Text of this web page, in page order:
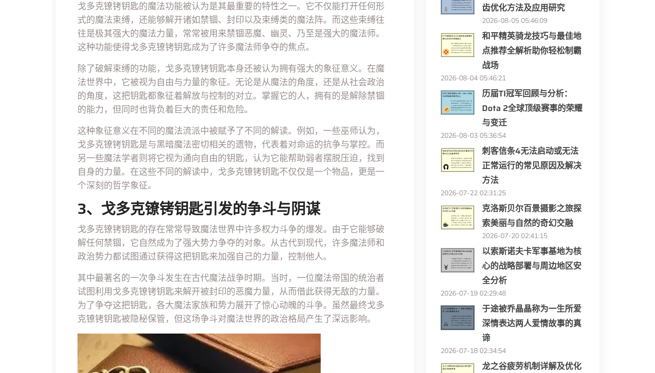
戈多克镣铐钥匙的魔法功能被认为是其最重要的特性之一。它不仅能打开任何形
式的魔法束缚，还能够解开诸如禁锢、封印以及束缚类的魔法阵。而这些束缚往
往是极其强大的魔法力量，常常被用来禁锢恶魔、幽灵、乃至是强大的魔法师。
这种功能使得戈多克镣铐钥匙成为了许多魔法师争夺的焦点。
除了破解束缚的功能，戈多克镣铐钥匙本身还被认为拥有强大的象征意义。在魔
法世界中，它被视为自由与力量的象征。无论是从魔法的角度，还是从社会政治
的角度，这把钥匙都象征着解放与控制的对立。掌握它的人，拥有的是解除禁锢
的能力，但同时也背负着巨大的责任和危险。
这种象征意义在不同的魔法流派中被赋予了不同的解读。例如，一些巫师认为，
戈多克镣铐钥匙是与黑暗魔法密切相关的遗物，代表着对命运的抗争与掌控。而
另一些魔法学者则将它视为通向自由的钥匙，认为它能帮助弱者摆脱压迫，找到
自身的力量。在这些不同的解读中，戈多克镣铐钥匙不仅仅是一个物品，更是一
个深刻的哲学象征。
3、戈多克镣铐钥匙引发的争斗与阴谋
戈多克镣铐钥匙的存在常常导致魔法世界中许多权力斗争的爆发。由于它能够破
解任何禁锢，它自然成为了强大势力争夺的对象。从古代到现代，许多魔法师和
政治势力都试图通过获得这把钥匙来加强自己的力量，控制他人。
其中最著名的一次争斗发生在古代魔法战争时期。当时，一位魔法帝国的统治者
试图利用戈多克镣铐钥匙来解开被封印的恶魔力量，从而借此获得无敌的力量。
为了争夺这把钥匙，各大魔法家族和势力展开了惊心动魄的斗争。虽然最终戈多
克镣铐钥匙被隐秘保管，但这场争斗对魔法世界的政治格局产生了深远影响。
齿优化方法及应用研究
2026-08-05 05:46:09
和平精英骑龙技巧与最佳地
点推荐全解析助你轻松制霸
战场
2026-08-04 05:46:21
历届TI冠军回顾与分析：
Dota 2全球顶级赛事的荣耀
与变迁
2026-08-03 05:36:54
刺客信条4无法启动或无法
正常运行的常见原因及解决
方法
2026-07-22 02:31:25
克洛斯贝尔百景摄影之旅探
索美丽与自然的奇幻交融
2026-07-20 02:41:15
以索斯诺夫卡军事基地为核
心的战略部署与周边地区安
全分析
2026-07-19 02:29:48
于途被乔晶晶称为一生所爱
深情表达两人爱情故事的真
谛
2026-07-18 02:34:54
龙之谷疲劳机制详解及优化